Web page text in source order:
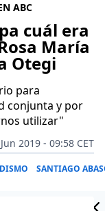
ABC
cuál era
María
Otegi
para
conjunta y por
utilizar"
2019 - 09:58 CET
SANTIAGO